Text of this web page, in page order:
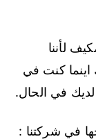
لأننا
كنت في
لديك في الحال.
في شركتنا :